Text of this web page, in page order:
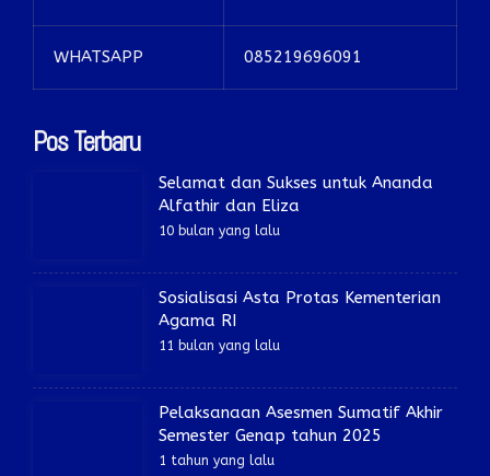
WHATSAPP 085219696091
Pos Terbaru
Selamat dan Sukses untuk Ananda
Alfathir dan Eliza
10 bulan yang lalu
Sosialisasi Asta Protas Kementerian
Agama RI
11 bulan yang lalu
Pelaksanaan Asesmen Sumatif Akhir
Semester Genap tahun 2025
1 tahun yang lalu